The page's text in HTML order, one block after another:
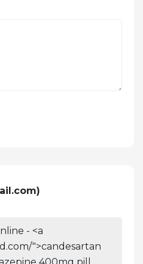
)
- <a
">candesartan
400mg pill